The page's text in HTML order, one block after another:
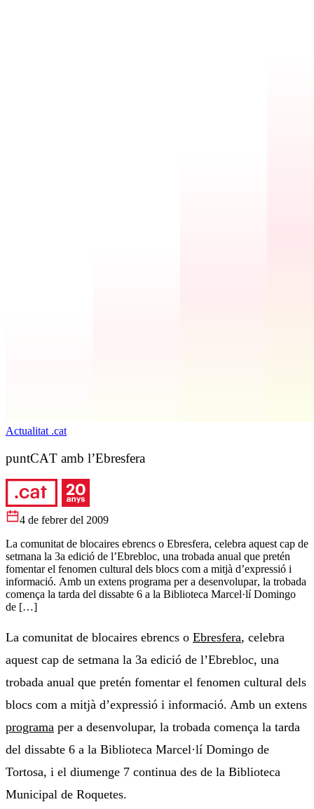
Actualitat .cat
puntCAT amb l’Ebresfera
4 de febrer del 2009
La comunitat de blocaires ebrencs o Ebresfera, celebra aquest cap de
setmana la 3a edició de l’Ebrebloc, una trobada anual que pretén
fomentar el fenomen cultural dels blocs com a mitjà d’expressió i
informació. Amb un extens programa per a desenvolupar, la trobada
comença la tarda del dissabte 6 a la Biblioteca Marcel·lí Domingo
de […]
La comunitat de blocaires ebrencs o Ebresfera, celebra
aquest cap de setmana la 3a edició de l’Ebrebloc, una
trobada anual que pretén fomentar el fenomen cultural dels
blocs com a mitjà d’expressió i informació. Amb un extens
programa per a desenvolupar, la trobada comença la tarda
del dissabte 6 a la Biblioteca Marcel·lí Domingo de
Tortosa, i el diumenge 7 continua des de la Biblioteca
Municipal de Roquetes.